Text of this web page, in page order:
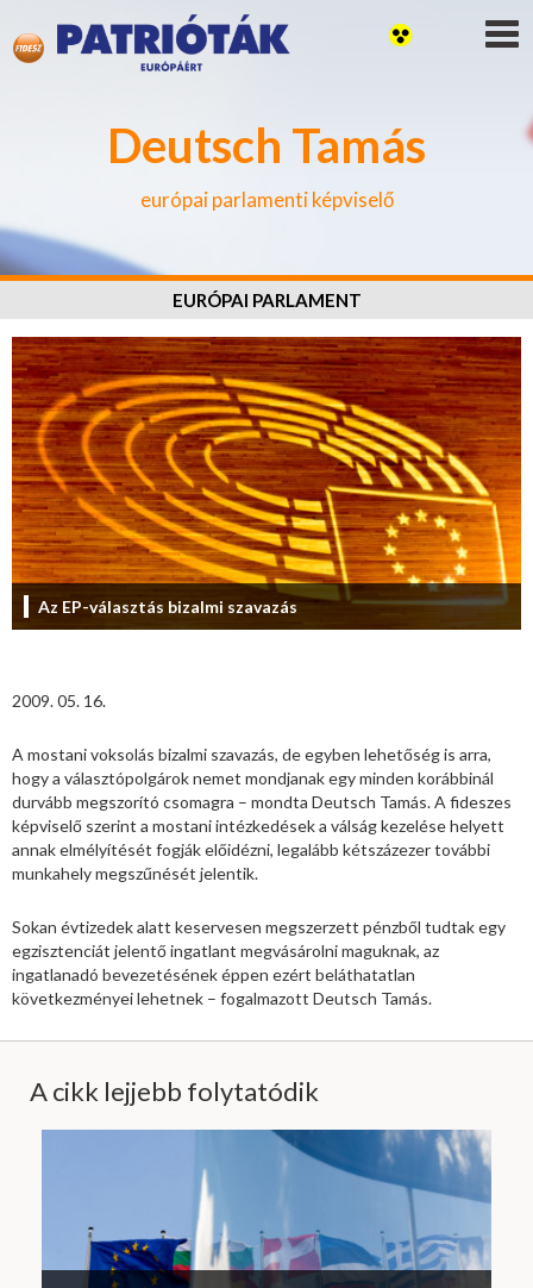
Deutsch Tamás
európai parlamenti képviselő
EURÓPAI PARLAMENT
Az EP-választás bizalmi szavazás
2009. 05. 16.
A mostani voksolás bizalmi szavazás, de egyben lehetőség is arra,
hogy a választópolgárok nemet mondjanak egy minden korábbinál
durvább megszorító csomagra – mondta Deutsch Tamás. A fideszes
képviselő szerint a mostani intézkedések a válság kezelése helyett
annak elmélyítését fogják előidézni, legalább kétszázezer további
munkahely megszűnését jelentik.
Sokan évtizedek alatt keservesen megszerzett pénzből tudtak egy
egzisztenciát jelentő ingatlant megvásárolni maguknak, az
ingatlanadó bevezetésének éppen ezért beláthatatlan
következményei lehetnek – fogalmazott Deutsch Tamás.
A cikk lejjebb folytatódik